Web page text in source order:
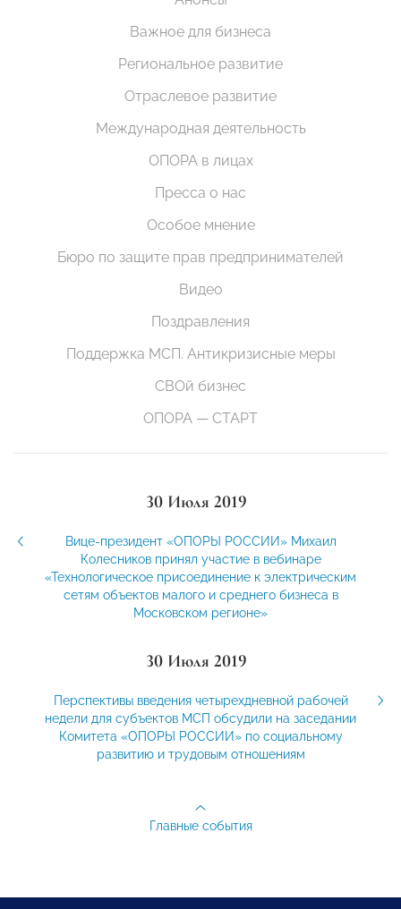
Важное для бизнеса
Региональное развитие
Отраслевое развитие
Международная деятельность
ОПОРА в лицах
Пресса о нас
Особое мнение
Бюро по защите прав предпринимателей
Видео
Поздравления
Поддержка МСП. Антикризисные меры
СВОй бизнес
ОПОРА — СТАРТ
30 Июля 2019
Вице-президент «ОПОРЫ РОССИИ» Михаил
Колесников принял участие в вебинаре
«Технологическое присоединение к электрическим
сетям объектов малого и среднего бизнеса в
Московском регионе»
30 Июля 2019
Перспективы введения четырехдневной рабочей
недели для субъектов МСП обсудили на заседании
Комитета «ОПОРЫ РОССИИ» по социальному
развитию и трудовым отношениям
Главные события